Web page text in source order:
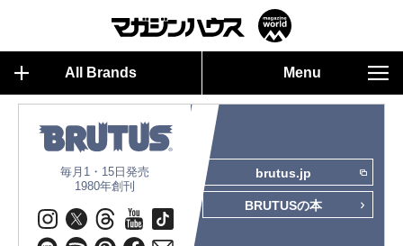
All Brands Menu
毎月1・15日発売
1980年創刊
brutus.jp
BRUTUSの本